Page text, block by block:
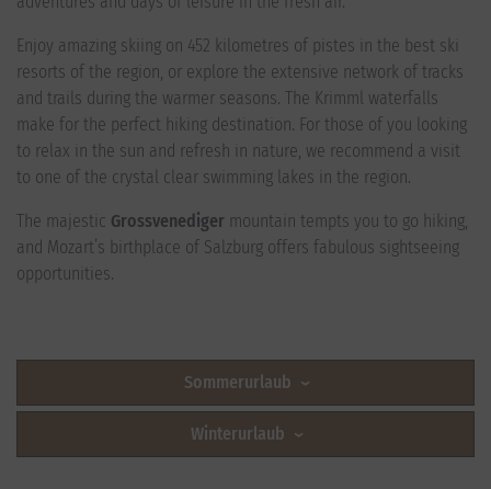
Enjoy amazing skiing on 452 kilometres of pistes in the best ski
resorts of the region, or explore the extensive network of tracks
and trails during the warmer seasons. The Krimml waterfalls
make for the perfect hiking destination. For those of you looking
to relax in the sun and refresh in nature, we recommend a visit
to one of the crystal clear swimming lakes in the region.
The majestic Grossvenediger mountain tempts you to go hiking,
and Mozart’s birthplace of Salzburg offers fabulous sightseeing
opportunities.
Sommerurlaub
Winterurlaub